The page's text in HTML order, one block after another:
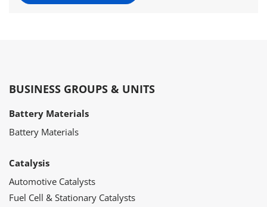
BUSINESS GROUPS & UNITS
Battery Materials
Battery Materials
Catalysis
Automotive Catalysts
Fuel Cell & Stationary Catalysts